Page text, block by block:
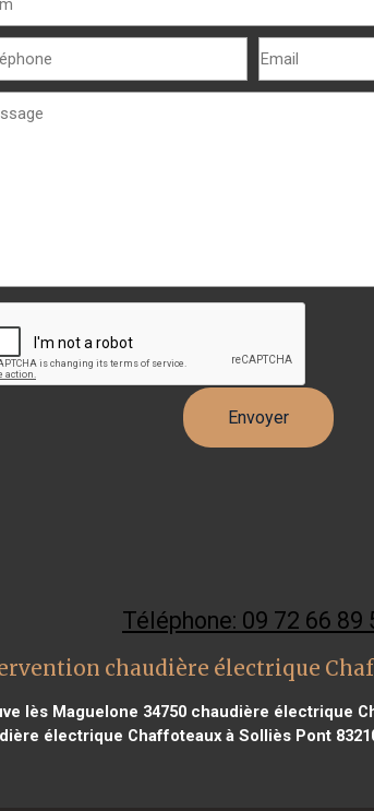
Téléphone: 09 72 66 89
chaudière électrique
lès Maguelone 34750chaudière électrique
électrique Chaffoteaux à Solliès Pont